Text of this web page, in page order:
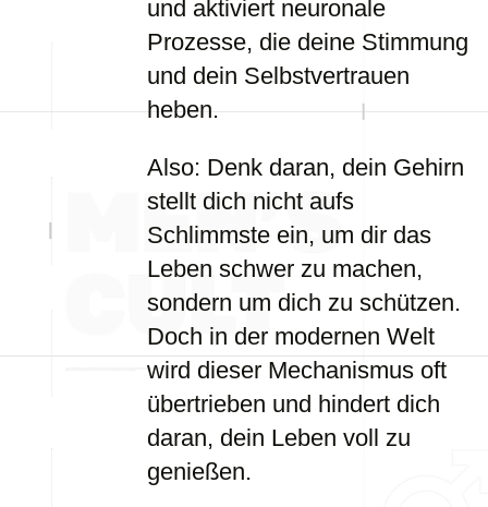
und aktiviert neuronale
Prozesse, die deine Stimmung
und dein Selbstvertrauen
heben.
Also: Denk daran, dein Gehirn
stellt dich nicht aufs
Schlimmste ein, um dir das
Leben schwer zu machen,
sondern um dich zu schützen.
Doch in der modernen Welt
wird dieser Mechanismus oft
übertrieben und hindert dich
daran, dein Leben voll zu
genießen.